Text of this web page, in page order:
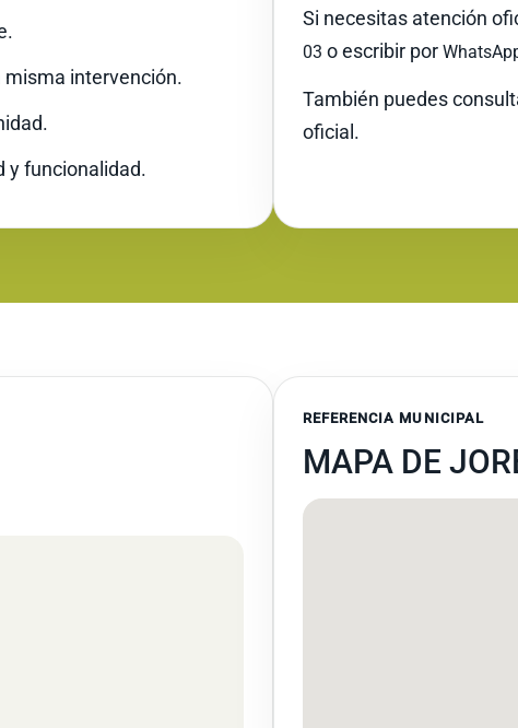
misma intervención.
y funcionalidad.
Si necesitas atención
03 o escribir por
También puedes
oficial.
REFERENCIA MUNICIPAL
MAPA DE